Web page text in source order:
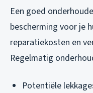
Een goed
bescherming voor je
reparatiekosten en
Regelmatig
Potentiële